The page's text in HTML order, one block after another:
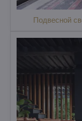
Подвесной